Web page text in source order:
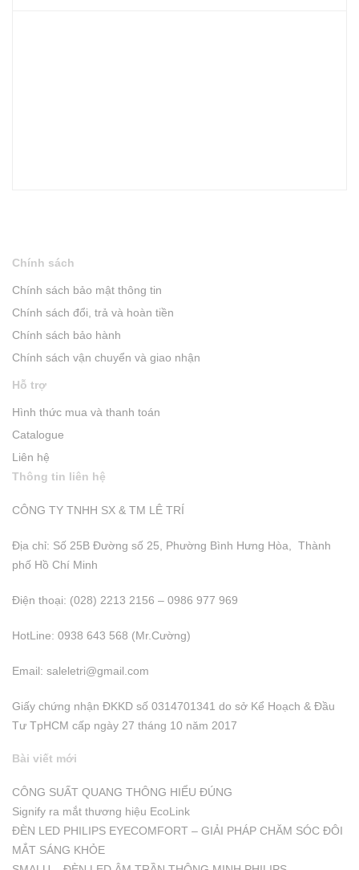
Chính sách
Chính sách bảo mật thông tin
Chính sách đổi, trả và hoàn tiền
Chính sách bảo hành
Chính sách vận chuyển và giao nhận
Hỗ trợ
Hình thức mua và thanh toán
Catalogue
Liên hệ
Thông tin liên hệ
CÔNG TY TNHH SX & TM LÊ TRÍ
Địa chỉ: Số 25B Đường số 25, Phường Bình Hưng Hòa, Thành
phố Hồ Chí Minh
Điện thoại: (028) 2213 2156 – 0986 977 969
HotLine: 0938 643 568 (Mr.Cường)
Email: saleletri@gmail.com
Giấy chứng nhận ĐKKD số 0314701341 do sở Kể Hoạch & Đầu
Tư TpHCM cấp ngày 27 tháng 10 năm 2017
Bài viết mới
CÔNG SUẤT QUANG THÔNG HIỂU ĐÚNG
Signify ra mắt thương hiệu EcoLink
ĐÈN LED PHILIPS EYECOMFORT – GIẢI PHÁP CHĂM SÓC ĐÔI
MẮT SÁNG KHỎE